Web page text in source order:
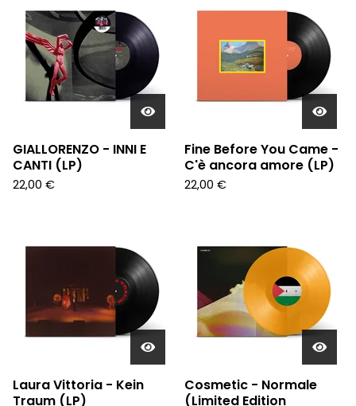
GIALLORENZO - INNI E
CANTI (LP)
22,00 €
Fine Before You Came -
C'è ancora amore (LP)
22,00 €
Laura Vittoria - Kein
Traum (LP)
Cosmetic - Normale
(Limited Edition